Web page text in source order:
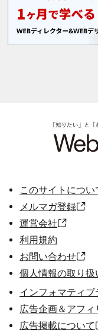
このサイトについ
メルマガ登録
運営会社
利用規約
お問い合わせ
個人情報の取り扱
インフォマティ
広告企画＆アフ
広告掲載について